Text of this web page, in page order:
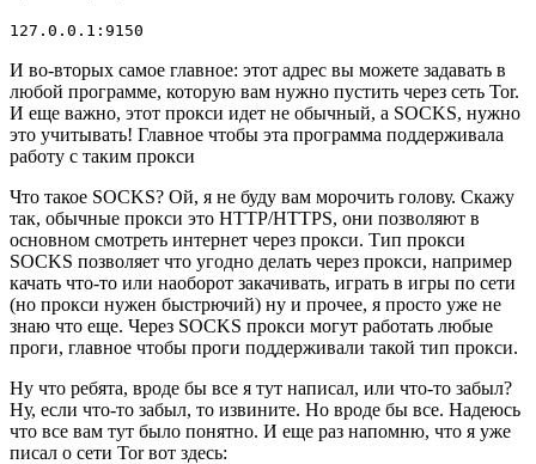
127.0.0.1:9150
И во-вторых самое главное: этот адрес вы можете задавать в
любой программе, которую вам нужно пустить через сеть Tor.
И еще важно, этот прокси идет не обычный, а SOCKS, нужно
это учитывать! Главное чтобы эта программа поддерживала
работу с таким прокси
Что такое SOCKS? Ой, я не буду вам морочить голову. Скажу
так, обычные прокси это HTTP/HTTPS, они позволяют в
основном смотреть интернет через прокси. Тип прокси
SOCKS позволяет что угодно делать через прокси, например
качать что-то или наоборот закачивать, играть в игры по сети
(но прокси нужен быстрючий) ну и прочее, я просто уже не
знаю что еще. Через SOCKS прокси могут работать любые
проги, главное чтобы проги поддерживали такой тип прокси.
Ну что ребята, вроде бы все я тут написал, или что-то забыл?
Ну, если что-то забыл, то извините. Но вроде бы все. Надеюсь
что все вам тут было понятно. И еще раз напомню, что я уже
писал о сети Tor вот здесь: